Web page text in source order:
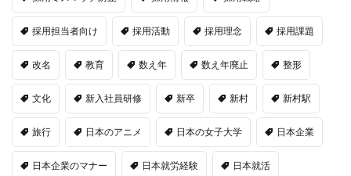
採用担当者向け 採用活動 採用理念 採用課題
改名 教育 数え年 数え年廃止 整形
文化 新入社員研修 新卒 新村 新村駅
旅行 日本のアニメ 日本の女子大学 日本企業
日本企業のマナー 日本就労経験 日本就活